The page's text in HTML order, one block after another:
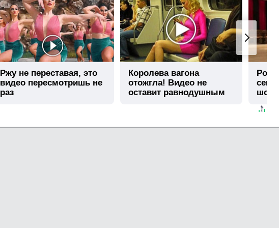
Ржу не переставая, это
видео пересмотришь не
раз
Королева вагона
отожгла! Видео не
оставит равнодушным
шоке